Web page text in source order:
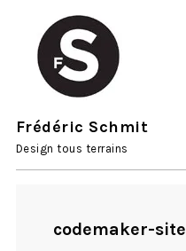
Frédéric Schmit
Design tous terrains
codemaker-site